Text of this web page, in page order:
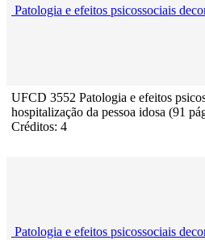
Patologia e efeitos psicossociais
UFCD 3552 Patologia e efeitos
hospitalização da pessoa idosa (91
Créditos: 4
Patologia e efeitos psicossociais